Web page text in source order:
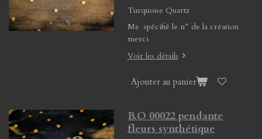
Turquoise Quartz
Me spécifié le n° de la création
merci
Voir les détails
Ajouter au panier
B.O 00022 pendante
fleurs synthétique